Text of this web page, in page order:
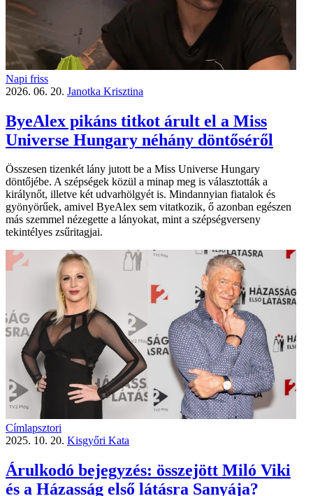
Napi friss
2026. 06. 20. Janotka Krisztina
ByeAlex pikáns titkot árult el a Miss
Universe Hungary néhány döntőséről
Összesen tizenkét lány jutott be a Miss Universe Hungary
döntőjébe. A szépségek közül a minap meg is választották a
királynőt, illetve két udvarhölgyét is. Mindannyian fiatalok és
gyönyörűek, amivel ByeAlex sem vitatkozik, ő azonban egészen
más szemmel nézegette a lányokat, mint a szépségverseny
tekintélyes zsűritagjai.
Címlapsztori
2025. 10. 20. Kisgyőri Kata
Árulkodó bejegyzés: összejött Miló Viki
és a Házasság első látásra Sanyája?